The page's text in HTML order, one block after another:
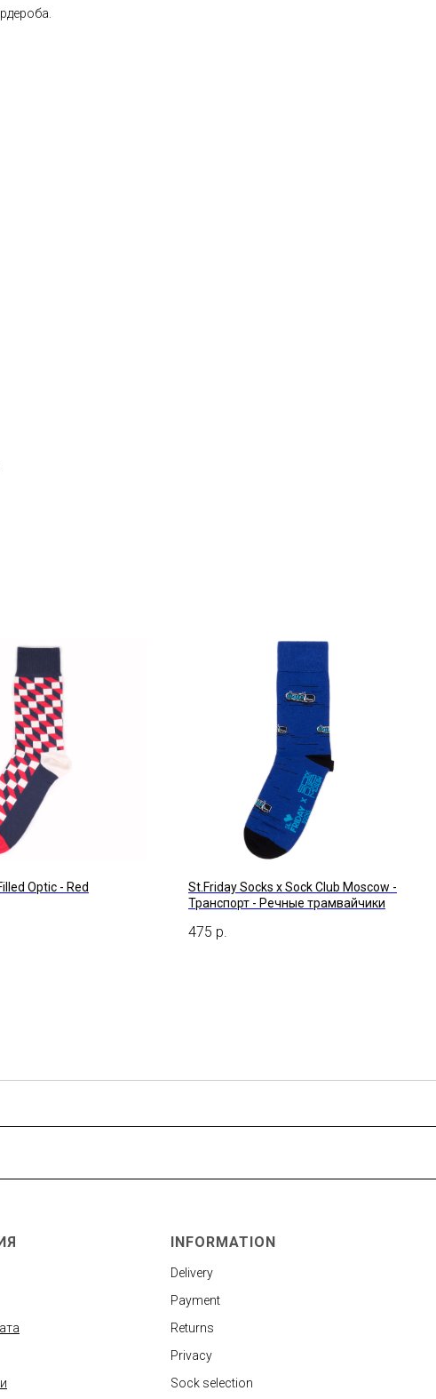
Optic - Red
St.Friday Socks x Sock Club Moscow -
Транспорт - Речные трамвайчики
475 р.
INFORMATION
Delivery
Payment
Returns
Privacy
Sock selection